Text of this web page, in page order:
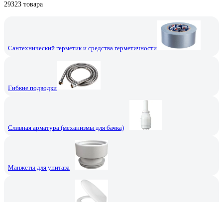
29323 товара
Сантехнический герметик и средства герметичности
Гибкие подводки
Сливная арматура (механизмы для бачка)
Манжеты для унитаза